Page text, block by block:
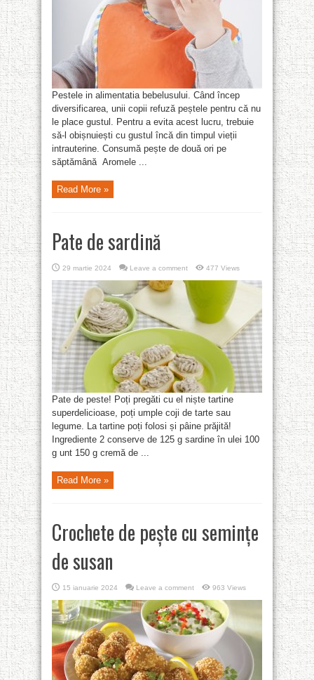
Pestele in alimentatia bebelusului. Când încep
diversificarea, unii copii refuză peștele pentru că nu
le place gustul. Pentru a evita acest lucru, trebuie
să-l obișnuiești cu gustul încă din timpul vieții
intrauterine. Consumă pește de două ori pe
săptămână Aromele ...
Read More »
Pate de sardină
29 martie 2024 Leave a comment 477 Views
Pate de peste! Poți pregăti cu el niște tartine
superdelicioase, poți umple coji de tarte sau
legume. La tartine poți folosi și pâine prăjită!
Ingrediente 2 conserve de 125 g sardine în ulei 100
g unt 150 g cremă de ...
Read More »
Crochete de pește cu semințe
de susan
15 ianuarie 2024 Leave a comment 963 Views